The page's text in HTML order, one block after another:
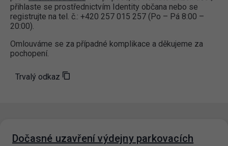
přihlaste se prostřednictvím Identity občana nebo se
registrujte na tel. č.: +420 257 015 257 (Po – Pá 8:00 –
20:00).
Omlouváme se za případné komplikace a děkujeme za
pochopení.
Trvalý odkaz
Dočasné uzavření výdejny parkovacích